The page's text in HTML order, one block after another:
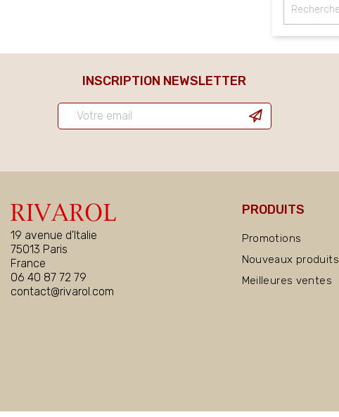
INSCRIPTION NEWSLETTER
19 avenue d'Italie
75013 Paris
France
06 40 87 72 79
contact@rivarol.com
PRODUITS
Promotions
Nouveaux produits
Meilleures ventes